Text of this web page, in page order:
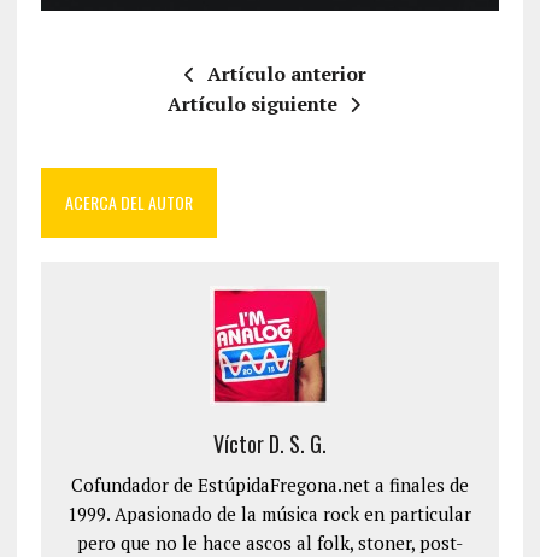
Artículo anterior
Artículo siguiente
ACERCA DEL AUTOR
Víctor D. S. G.
Cofundador de EstúpidaFregona.net a finales de
1999. Apasionado de la música rock en particular
pero que no le hace ascos al folk, stoner, post-